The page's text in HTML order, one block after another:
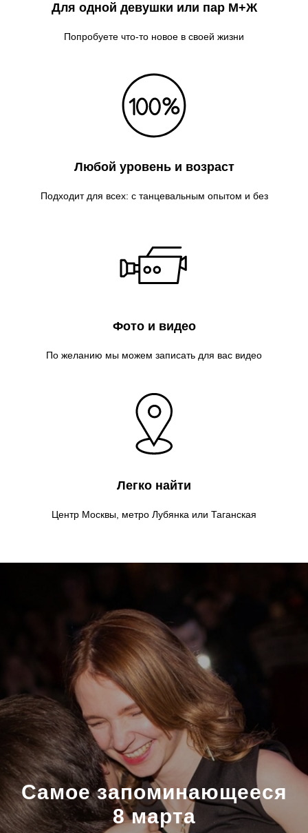
Для одной девушки или пар М+Ж
Попробуете что-то новое в своей жизни
Любой уровень и возраст
Подходит для всех: с танцевальным опытом и без
Фото и видео
По желанию мы можем записать для вас видео
Легко найти
Центр Москвы, метро Лубянка или Таганская
Самое запоминающееся
8 марта